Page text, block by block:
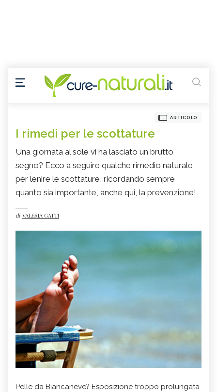
ARTICOLO
I rimedi per le scottature
Una giornata al sole vi ha lasciato un brutto
segno? Ecco a seguire qualche rimedio naturale
per lenire le scottature, ricordando sempre
quanto sia importante, anche qui, la prevenzione!
di VALERIA GATTI
Pelle da Biancaneve? Esposizione troppo prolungata